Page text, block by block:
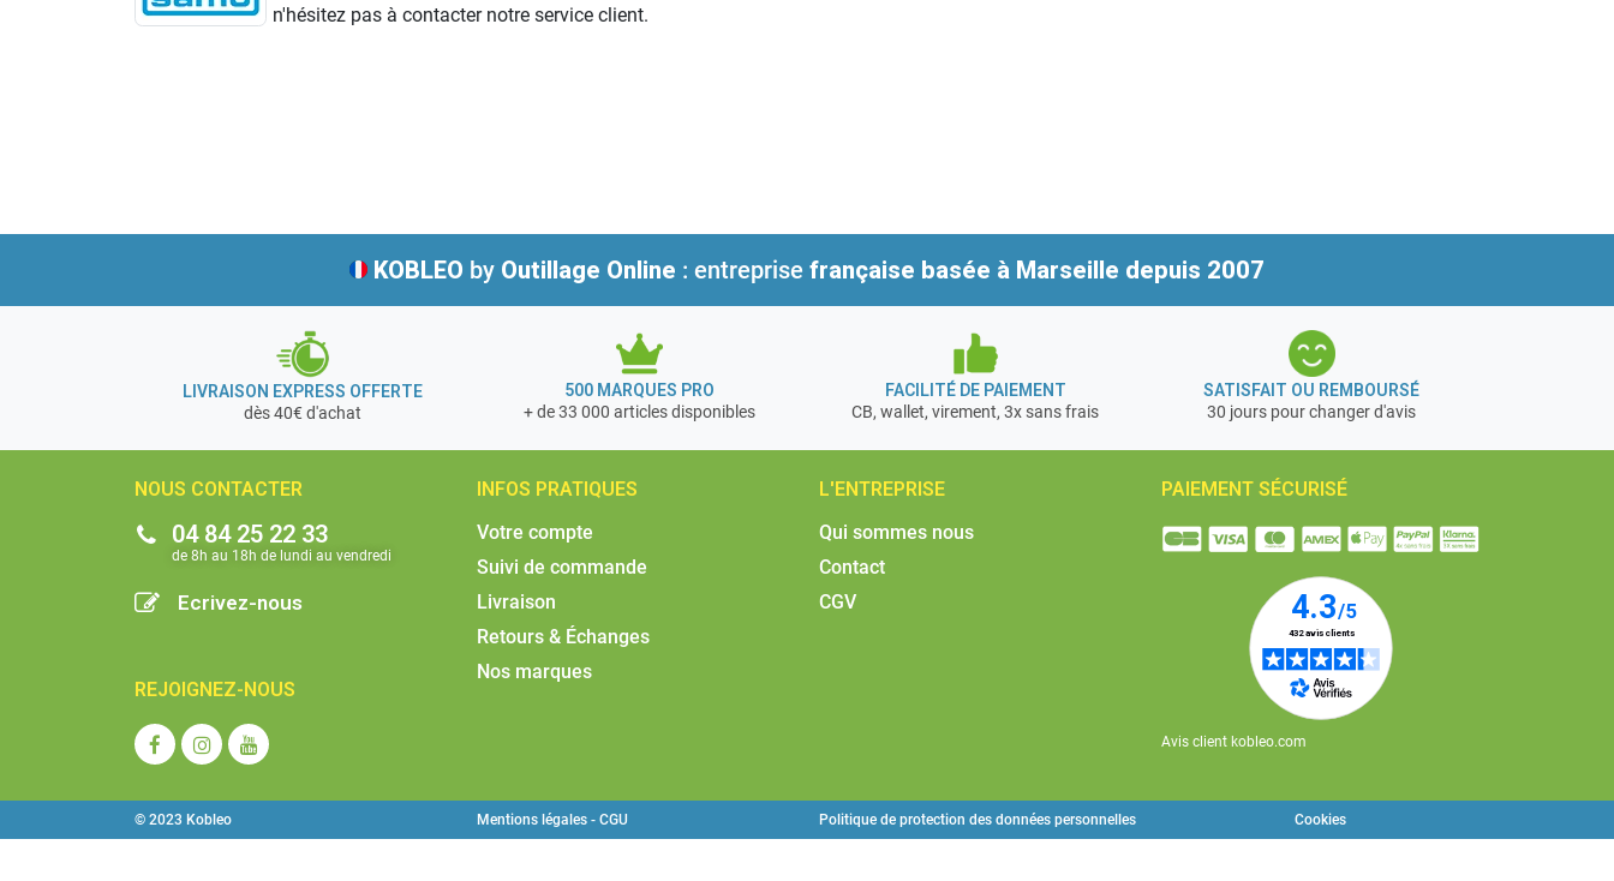
n'hésitez pas à contacter notre service client.
KOBLEO by Outillage Online : entreprise française basée à Marseille depuis 2007
LIVRAISON EXPRESS OFFERTE
dès 40€ d'achat
500 MARQUES PRO
+ de 33 000 articles disponibles
FACILITÉ DE PAIEMENT
CB, wallet, virement, 3x sans frais
SATISFAIT OU REMBOURSÉ
30 jours pour changer d'avis
NOUS CONTACTER
04 84 25 22 33
de 8h au 18h de lundi au vendredi​
Ecrivez-nous
REJOIGNEZ-NOUS
INFOS PRATIQUES
Votre compte
Suivi de commande
Livraison
Retours & Échanges
Nos marques
L'ENTREPRISE
Qui sommes nous
Contact
CGV
PAIEMENT SÉCURISÉ
Avis client kobleo.com
© 2023 Kobleo Mentions légales - CGU Politique de protection des données personnelles Cookies